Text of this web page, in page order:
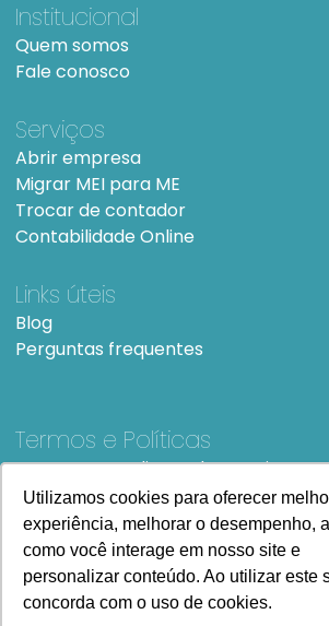
Utilizamos cookies para oferecer
experiência, melhorar o desempenho,
como você interage em nosso site e
personalizar conteúdo. Ao utilizar este
concorda com o uso de cookies.
Utilizamos cookies para oferecer
experiência, melhorar o desempenho,
como você interage em nosso site e
personalizar conteúdo. Ao utilizar este
concorda com o uso de cookies.
Institucional
Quem somos
Fale conosco
Serviços
Abrir empresa
Migrar MEI para ME
Trocar de contador
Contabilidade Online
Links úteis
Blog
Perguntas frequentes
Termos e Políticas
Termos e condições de UsoSiteMap